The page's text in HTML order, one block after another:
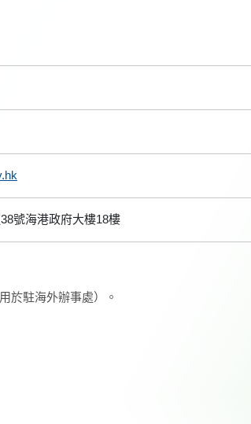
號海港政府大樓18樓
於駐海外辦事處）。